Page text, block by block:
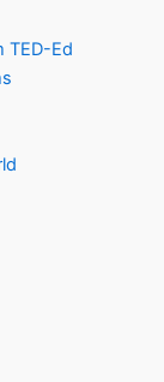
TED-Ed